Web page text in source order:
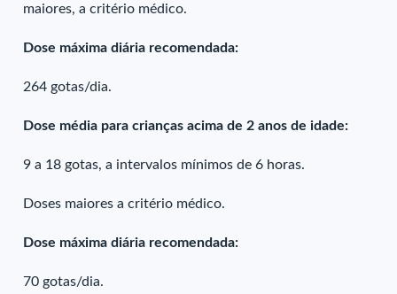
maiores, a critério médico.
Dose máxima diária recomendada:
264 gotas/dia.
Dose média para crianças acima de 2 anos de idade:
9 a 18 gotas, a intervalos mínimos de 6 horas.
Doses maiores a critério médico.
Dose máxima diária recomendada:
70 gotas/dia.